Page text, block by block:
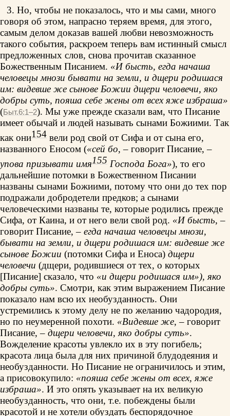
3. Но, чтобы не показалось, что и мы сами, много
говоря об этом, напрасно теряем время, для этого,
самым делом доказав вашей любви невозможность
такого события, раскроем теперь вам истинный смысл
предложенных слов, снова прочитав сказанное
Божественным Писанием. «И бысть, егда начаша
человецы мнози бывати на земли, и дщери родишася
им: видевше же сынове Божии дщери человечи, яко
добры суть, пояша себе жены от всех яже избраша»
(Быт.6:1–2). Мы уже прежде сказали вам, что Писание
имеет обычай и людей называть сынами Божиими. Так
как они154 вели род свой от Сифа и от сына его,
названного Еносом («сей бо, – говорит Писание, –
упова призывати имя155 Господа Бога»), то его
дальнейшие потомки в Божественном Писании
названы сынами Божиими, потому что они до тех пор
подражали добродетели предков; а сынами
человеческими названы те, которые родились прежде
Сифа, от Каина, и от него вели свой род. «И бысть, –
говорит Писание, – егда начаша человецы мнози,
бывати на земли, и дщери родишася им: видевше же
сынове Божии (потомки Сифа и Еноса) дщери
человечи (дщери, родившиеся от тех, о которых
[Писание] сказало, что «и дщери родишася им»), яко
добры суть». Смотри, как этим выражением Писание
показало нам всю их необузданность. Они
устремились к этому делу не по желанию чадородия,
но по неумеренной похоти. «Видевше же, – говорит
Писание, – дщери человечи, яко добры суть».
Вожделение красоты увлекло их в эту погибель;
красота лица была для них причиной блудодеяния и
необузданности. Но Писание не ограничилось и этим,
а присовокупило: «пояша себе жены от всех, яже
избраша». И это опять указывает на их великую
необузданность, что они, т.е. побеждены были
красотой и не хотели обуздать беспорядочное